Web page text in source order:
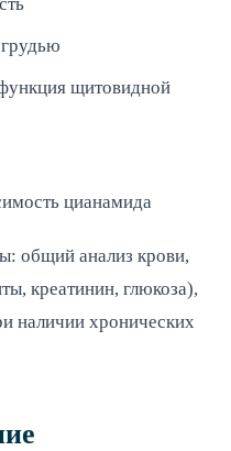
щитовидной
цианамида
общий анализ крови,
креатинин, глюкоза),
наличии хронических